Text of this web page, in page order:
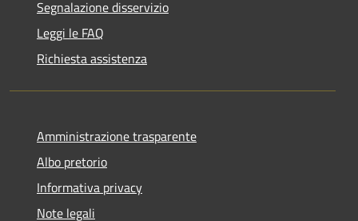
Segnalazione disservizio
Leggi le FAQ
Richiesta assistenza
Amministrazione trasparente
Albo pretorio
Informativa privacy
Note legali